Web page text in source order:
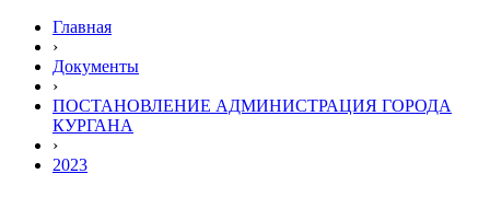
Главная
›
Документы
›
ПОСТАНОВЛЕНИЕ АДМИНИСТРАЦИЯ ГОРОДА
КУРГАНА
›
2023